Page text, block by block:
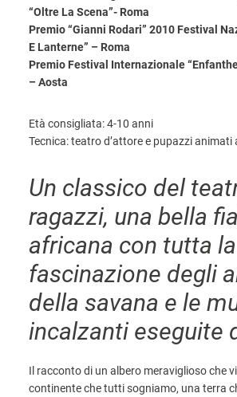
“Oltre La Scena”- Roma
Premio “Gianni Rodari” 2010 Festival
E Lanterne” – Roma
Premio Festival Internazionale
– Aosta
Età consigliata: 4-10 anni
Tecnica: teatro d’attore e pupazzi animati
Un classico del
ragazzi, una bella
africana con tutta la
fascinazione degli
della savana e le
incalzanti eseguite
Il racconto di un albero meraviglioso che
continente che tutti sogniamo, una terra